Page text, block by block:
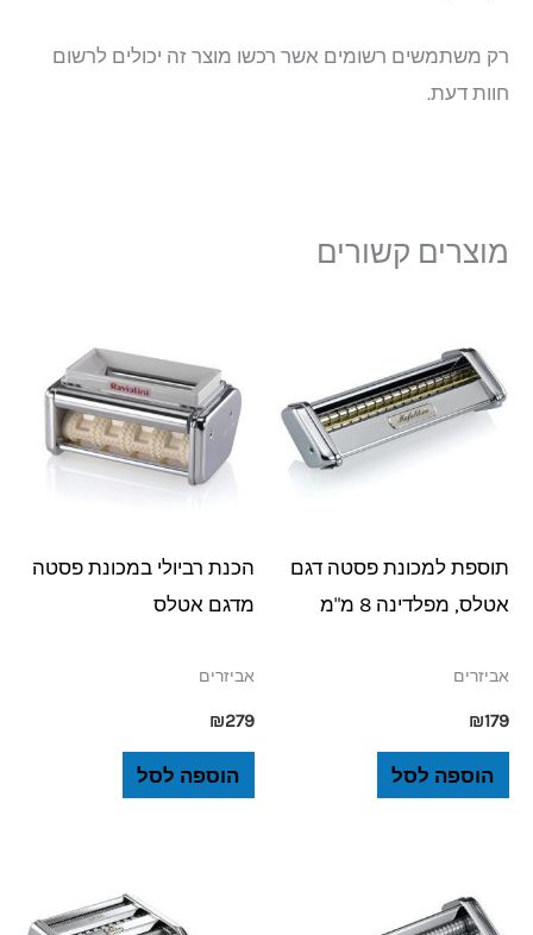
רק משתמשים רשומים אשר רכשו מוצר זה יכולים לרשום
חוות דעת.
מוצרים קשורים
תוספת למכונת פסטה דגם
אטלס, מפלדינה 8 מ"מ
אביזרים
₪179
הוספה לסל
הכנת רביולי במכונת פסטה
מדגם אטלס
אביזרים
₪279
הוספה לסל